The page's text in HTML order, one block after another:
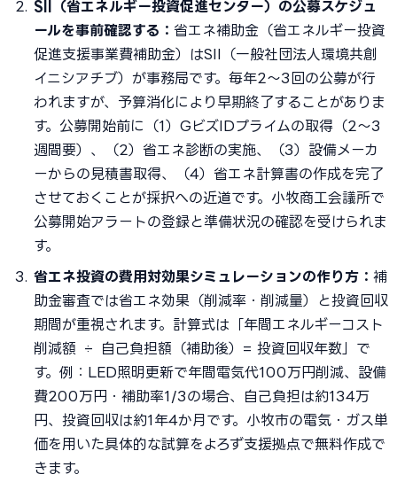
SII（省エネルギー投資促進センター）の公募スケジュ
ールを事前確認する： 省エネ補助金（省エネルギー投資
促進支援事業費補助金）はSII（一般社団法人環境共創
イニシアチブ）が事務局です。毎年2〜3回の公募が行
われますが、予算消化により早期終了することがありま
す。公募開始前に（1）GビズIDプライムの取得（2〜3
週間要）、（2）省エネ診断の実施、（3）設備メーカ
ーからの見積書取得、（4）省エネ計算書の作成を完了
させておくことが採択への近道です。小牧商工会議所で
公募開始アラートの登録と準備状況の確認を受けられま
す。
省エネ投資の費用対効果シミュレーションの作り方： 補
助金審査では省エネ効果（削減率・削減量）と投資回収
期間が重視されます。計算式は「年間エネルギーコスト
削減額 ÷ 自己負担額（補助後）= 投資回収年数」で
す。例：LED照明更新で年間電気代100万円削減、設備
費200万円・補助率1/3の場合、自己負担は約134万
円、投資回収は約1年4か月です。小牧市の電気・ガス単
価を用いた具体的な試算をよろず支援拠点で無料作成で
きます。